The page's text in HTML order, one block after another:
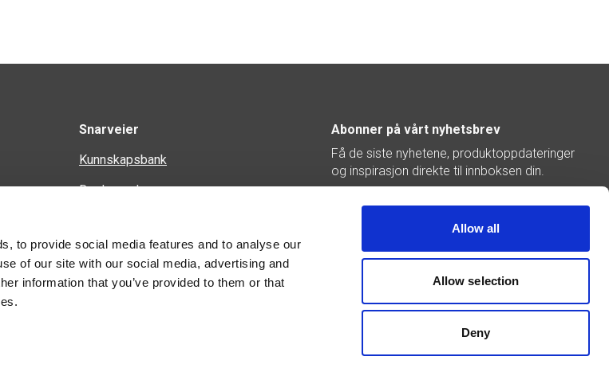
to provide social media features and to analyse our
of our site with our social media, advertising and
information that you’ve provided to them or that
Allow all
Allow selection
Deny
Snarveier
Kunnskapsbank
Regler og krav
Kontakt
Abonner på vårt nyhetsbrev
Få de siste nyhetene, produktoppdateringer
og inspirasjon direkte til innboksen din.
Abonner